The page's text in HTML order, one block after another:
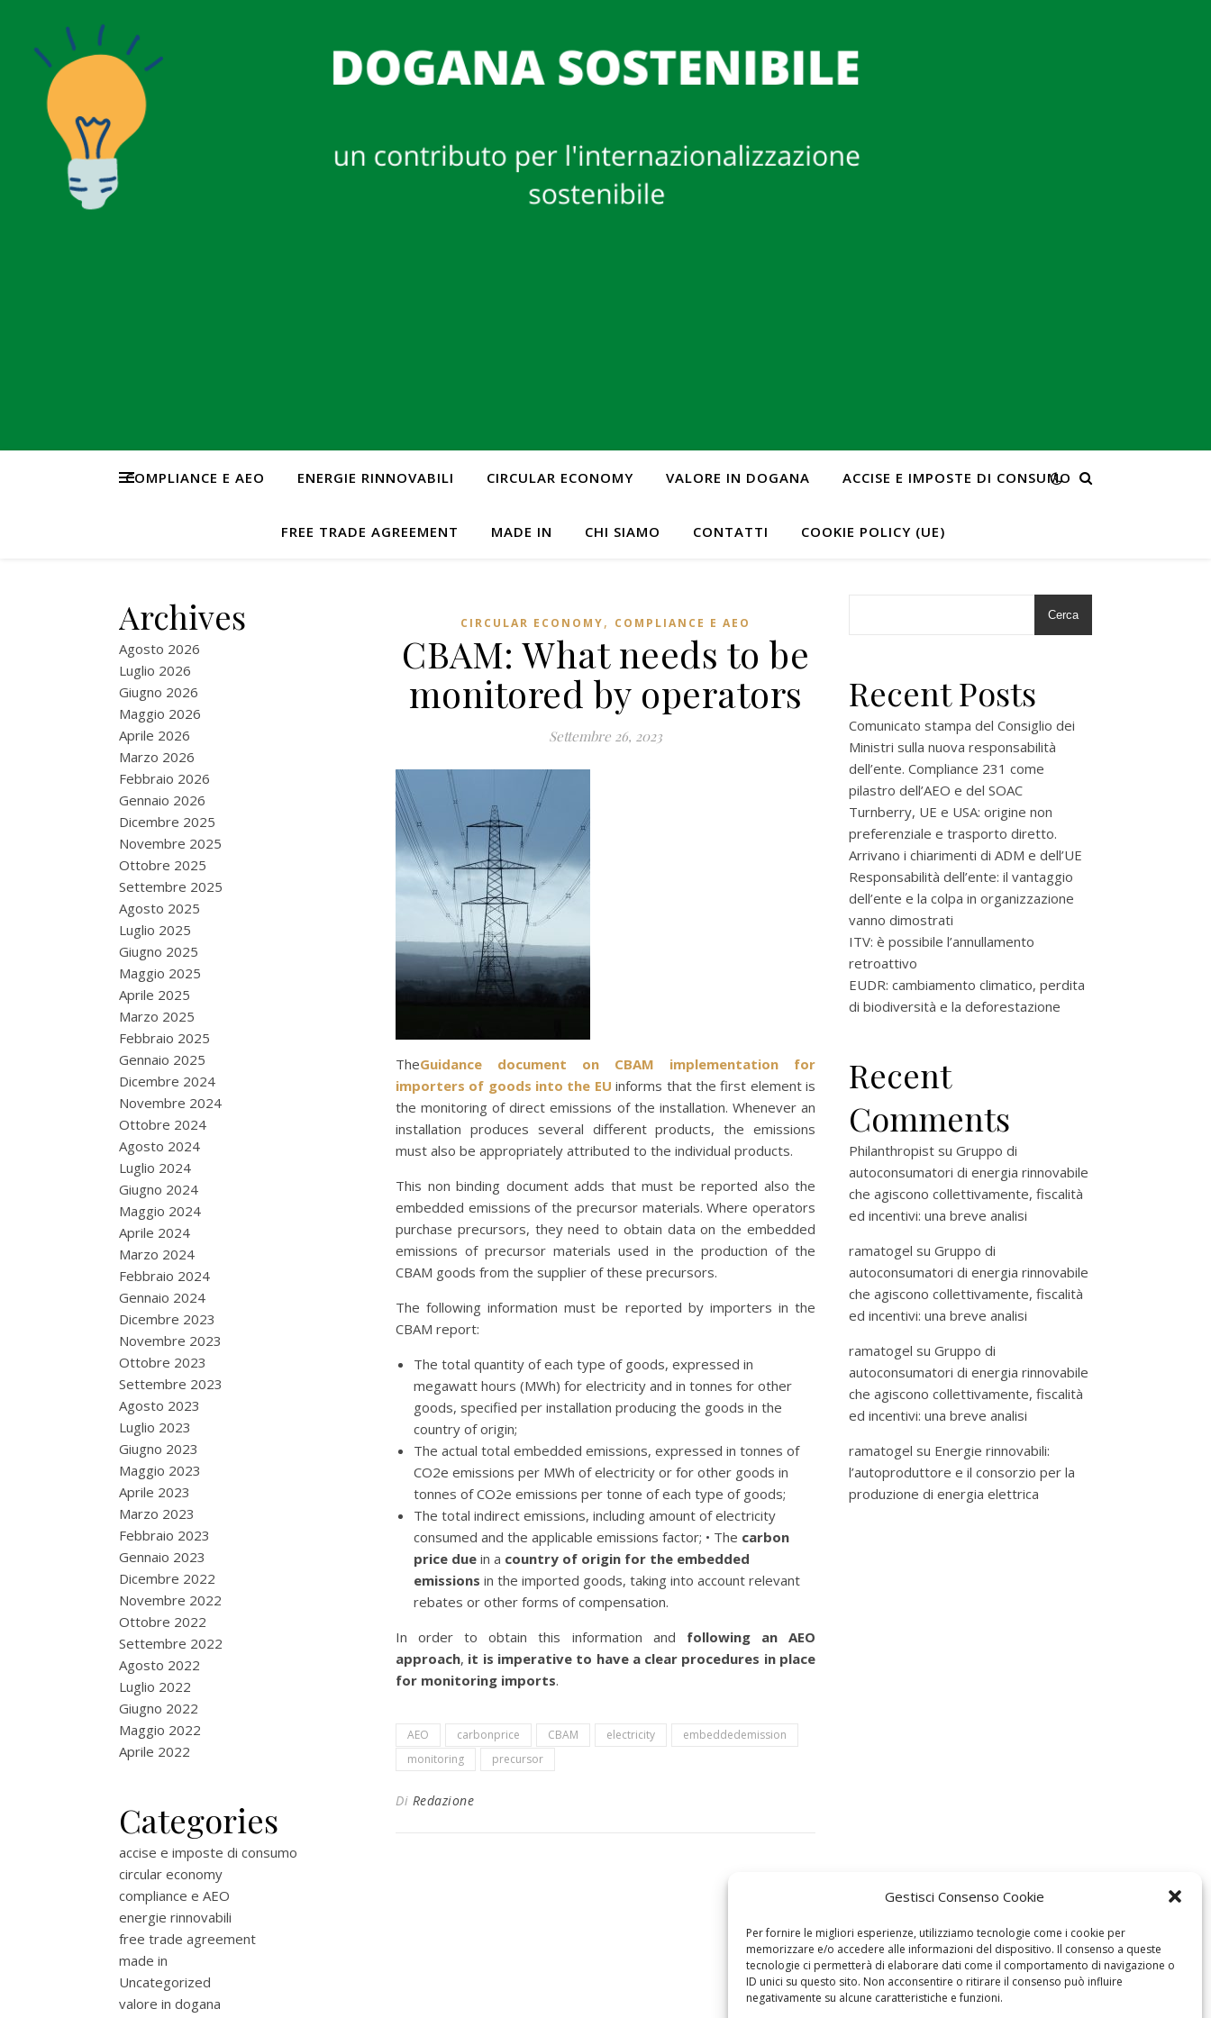
Gestisci Consenso Cookie
Per fornire le migliori esperienze, utilizziamo tecnologie come i cookie per
memorizzare e/o accedere alle informazioni del dispositivo. Il consenso a queste
tecnologie ci permetterà di elaborare dati come il comportamento di navigazione o
ID unici su questo sito. Non acconsentire o ritirare il consenso può influire
negativamente su alcune caratteristiche e funzioni.
COMPLIANCE E AEO ENERGIE RINNOVABILI CIRCULAR ECONOMY VALORE IN DOGANA ACCISE E IMPOSTE DI CONSUMO
FREE TRADE AGREEMENT MADE IN CHI SIAMO CONTATTI COOKIE POLICY (UE)
Archives
Agosto 2026
Luglio 2026
Giugno 2026
Maggio 2026
Aprile 2026
Marzo 2026
Febbraio 2026
Gennaio 2026
Dicembre 2025
Novembre 2025
Ottobre 2025
Settembre 2025
Agosto 2025
Luglio 2025
Giugno 2025
Maggio 2025
Aprile 2025
Marzo 2025
Febbraio 2025
Gennaio 2025
Dicembre 2024
Novembre 2024
Ottobre 2024
Agosto 2024
Luglio 2024
Giugno 2024
Maggio 2024
Aprile 2024
Marzo 2024
Febbraio 2024
Gennaio 2024
Dicembre 2023
Novembre 2023
Ottobre 2023
Settembre 2023
Agosto 2023
Luglio 2023
Giugno 2023
Maggio 2023
Aprile 2023
Marzo 2023
Febbraio 2023
Gennaio 2023
Dicembre 2022
Novembre 2022
Ottobre 2022
Settembre 2022
Agosto 2022
Luglio 2022
Giugno 2022
Maggio 2022
Aprile 2022
Categories
accise e imposte di consumo
circular economy
compliance e AEO
energie rinnovabili
free trade agreement
made in
Uncategorized
valore in dogana
CIRCULAR ECONOMY, COMPLIANCE E AEO
CBAM: What needs to be
monitored by operators
Settembre 26, 2023
TheGuidance document on CBAM implementation for
importers of goods into the EU informs that the first element is
the monitoring of direct emissions of the installation. Whenever an
installation produces several different products, the emissions
must also be appropriately attributed to the individual products.
This non binding document adds that must be reported also the
embedded emissions of the precursor materials. Where operators
purchase precursors, they need to obtain data on the embedded
emissions of precursor materials used in the production of the
CBAM goods from the supplier of these precursors.
The following information must be reported by importers in the
CBAM report:
The total quantity of each type of goods, expressed in
megawatt hours (MWh) for electricity and in tonnes for other
goods, specified per installation producing the goods in the
country of origin;
The actual total embedded emissions, expressed in tonnes of
CO2e emissions per MWh of electricity or for other goods in
tonnes of CO2e emissions per tonne of each type of goods;
The total indirect emissions, including amount of electricity
consumed and the applicable emissions factor; • The carbon
price due in a country of origin for the embedded
emissions in the imported goods, taking into account relevant
rebates or other forms of compensation.
In order to obtain this information and following an AEO
approach, it is imperative to have a clear procedures in place
for monitoring imports.
AEO carbonprice CBAM electricity
embeddedemission
monitoring
precursor
Di Redazione
Cerca
Recent Posts
Comunicato stampa del Consiglio dei
Ministri sulla nuova responsabilità
dell’ente. Compliance 231 come
pilastro dell’AEO e del SOAC
Turnberry, UE e USA: origine non
preferenziale e trasporto diretto.
Arrivano i chiarimenti di ADM e dell’UE
Responsabilità dell’ente: il vantaggio
dell’ente e la colpa in organizzazione
vanno dimostrati
ITV: è possibile l’annullamento
retroattivo
EUDR: cambiamento climatico, perdita
di biodiversità e la deforestazione
Recent
Comments
Philanthropist su Gruppo di
autoconsumatori di energia rinnovabile
che agiscono collettivamente, fiscalità
ed incentivi: una breve analisi
ramatogel su Gruppo di
autoconsumatori di energia rinnovabile
che agiscono collettivamente, fiscalità
ed incentivi: una breve analisi
ramatogel su Gruppo di
autoconsumatori di energia rinnovabile
che agiscono collettivamente, fiscalità
ed incentivi: una breve analisi
ramatogel su Energie rinnovabili:
l’autoproduttore e il consorzio per la
produzione di energia elettrica